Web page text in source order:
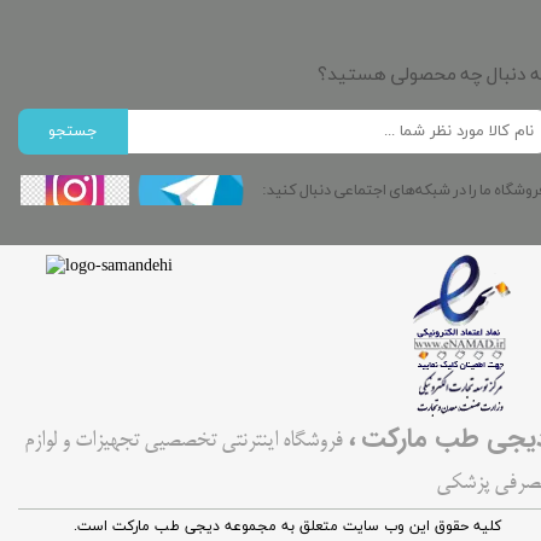
طب مارکت، فروشگاه اینترنتی تخصصیی تجهیزات و لوازم
پزشکی
کليه حقوق اين وب سایت متعلق به مجموعه دیجی طب مارکت است.
دنبال چه محصولی هستید؟
جستجو
ما را در شبکه‌های اجتماعی دنبال کنید: